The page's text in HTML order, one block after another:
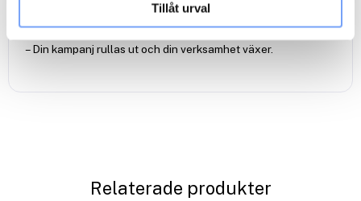
Tillåt urval
reklambyrå/produktionsbolag till Acast via
reklamfilmsdistributörenAdtoox.
– Din kampanj rullas ut och din verksamhet växer.
Relaterade produkter